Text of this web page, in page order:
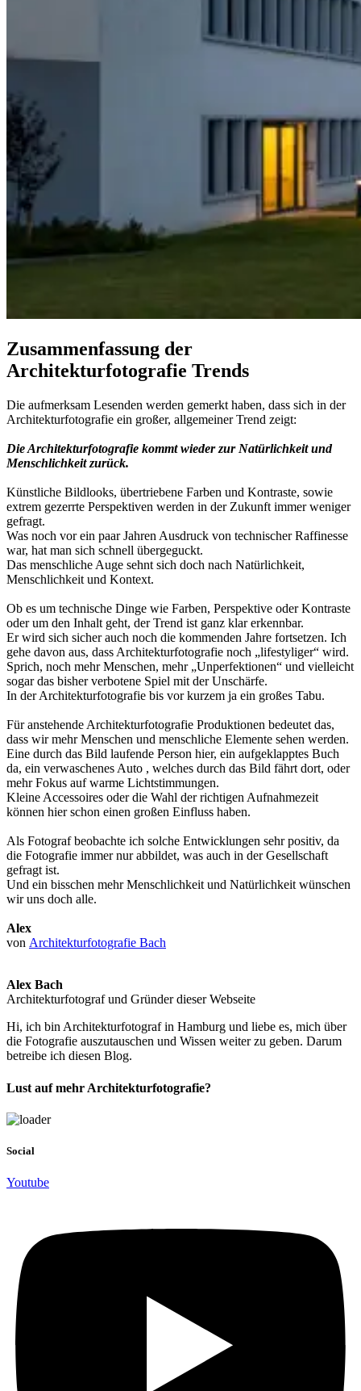
Zusammenfassung der
Architekturfotografie Trends
Die aufmerksam Lesenden werden gemerkt haben, dass sich in der
Architekturfotografie ein großer, allgemeiner Trend zeigt:
Die Architekturfotografie kommt wieder zur Natürlichkeit und
Menschlichkeit zurück.
Künstliche Bildlooks, übertriebene Farben und Kontraste, sowie
extrem gezerrte Perspektiven werden in der Zukunft immer weniger
gefragt.
Was noch vor ein paar Jahren Ausdruck von technischer Raffinesse
war, hat man sich schnell übergeguckt.
Das menschliche Auge sehnt sich doch nach Natürlichkeit,
Menschlichkeit und Kontext.
Ob es um technische Dinge wie Farben, Perspektive oder Kontraste
oder um den Inhalt geht, der Trend ist ganz klar erkennbar.
Er wird sich sicher auch noch die kommenden Jahre fortsetzen. Ich
gehe davon aus, dass Architekturfotografie noch „lifestyliger“ wird.
Sprich, noch mehr Menschen, mehr „Unperfektionen“ und vielleicht
sogar das bisher verbotene Spiel mit der Unschärfe.
In der Architekturfotografie bis vor kurzem ja ein großes Tabu.
Für anstehende Architekturfotografie Produktionen bedeutet das,
dass wir mehr Menschen und menschliche Elemente sehen werden.
Eine durch das Bild laufende Person hier, ein aufgeklapptes Buch
da, ein verwaschenes Auto , welches durch das Bild fährt dort, oder
mehr Fokus auf warme Lichtstimmungen.
Kleine Accessoires oder die Wahl der richtigen Aufnahmezeit
können hier schon einen großen Einfluss haben.
Als Fotograf beobachte ich solche Entwicklungen sehr positiv, da
die Fotografie immer nur abbildet, was auch in der Gesellschaft
gefragt ist.
Und ein bisschen mehr Menschlichkeit und Natürlichkeit wünschen
wir uns doch alle.
Alex
von Architekturfotografie Bach
Alex Bach
Architekturfotograf und Gründer dieser Webseite
Hi, ich bin Architekturfotograf in Hamburg und liebe es, mich über
die Fotografie auszutauschen und Wissen weiter zu geben. Darum
betreibe ich diesen Blog.
Lust auf mehr Architekturfotografie?
Social
Youtube